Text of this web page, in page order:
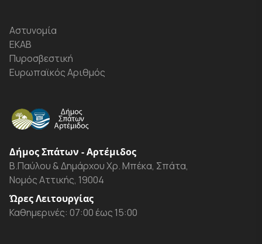
Αστυνομία
ΕΚΑΒ
Πυροσβεστική
Ευρωπαϊκός Αριθμός
Δήμος Σπάτων - Αρτέμιδος
Β.Παύλου & Δημάρχου Χρ. Μπέκα, Σπάτα,
Νομός Αττικής, 19004
Ώρες Λειτουργίας
Καθημερινές: 07:00 έως 15:00